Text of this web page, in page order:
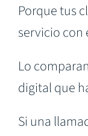
Porque tus
servicio con
Lo
digital que
Si una